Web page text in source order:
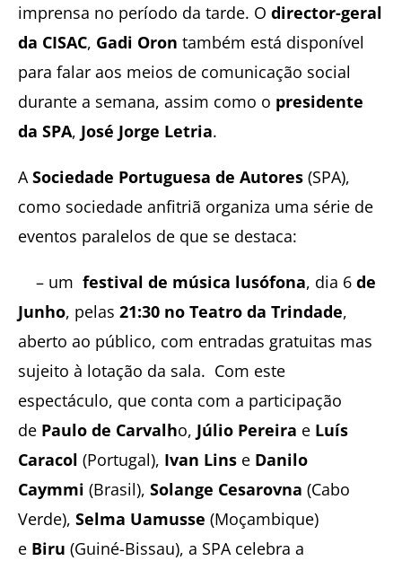
imprensa no período da tarde. O director-geral
da CISAC, Gadi Oron também está disponível
para falar aos meios de comunicação social
durante a semana, assim como o presidente
da SPA, José Jorge Letria.
A Sociedade Portuguesa de Autores (SPA),
como sociedade anfitriã organiza uma série de
eventos paralelos de que se destaca:
– um festival de música lusófona, dia 6 de
Junho, pelas 21:30 no Teatro da Trindade,
aberto ao público, com entradas gratuitas mas
sujeito à lotação da sala. Com este
espectáculo, que conta com a participação
de Paulo de Carvalho, Júlio Pereira e Luís
Caracol (Portugal), Ivan Lins e Danilo
Caymmi (Brasil), Solange Cesarovna (Cabo
Verde), Selma Uamusse (Moçambique)
e Biru (Guiné-Bissau), a SPA celebra a